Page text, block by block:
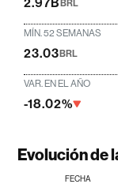
BRL
MÍN. 52 SEMANAS
23.03BRL
VAR. EN EL AÑO
-18.02%
Evolución de
FECHA